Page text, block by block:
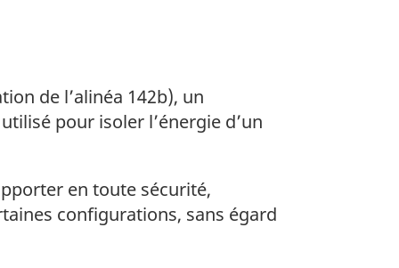
de l’alinéa 142b), un
pour isoler l’énergie d’un
en toute sécurité,
configurations, sans égard